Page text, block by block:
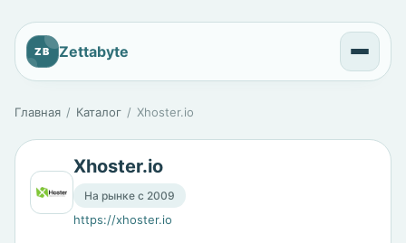
ZB Zettabyte
Главная Каталог Xhoster.io
Xhoster.io
На рынке с 2009
https://xhoster.io